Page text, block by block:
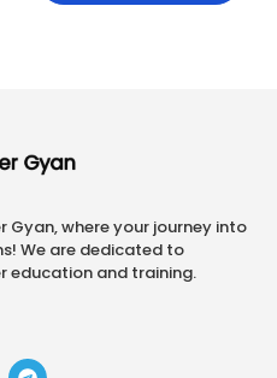
where your journey into
We are dedicated to
education and training.